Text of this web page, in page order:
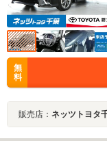
無
料
販売店： ネッツトヨタ